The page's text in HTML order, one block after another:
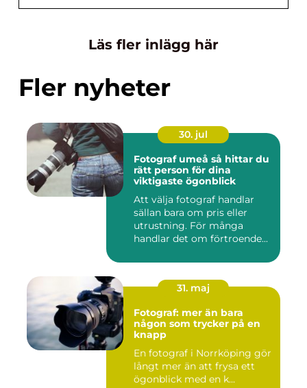
Läs fler inlägg här
Fler nyheter
30. jul
Fotograf umeå så hittar du
rätt person för dina
viktigaste ögonblick
Att välja fotograf handlar
sällan bara om pris eller
utrustning. För många
handlar det om förtroende...
31. maj
Fotograf: mer än bara
någon som trycker på en
knapp
En fotograf i Norrköping gör
långt mer än att frysa ett
ögonblick med en k...